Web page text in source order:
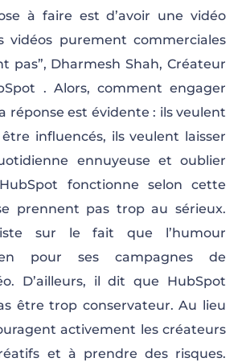
à faire est d’avoir une vidéo
vidéos purement commerciales
pas”, Dharmesh Shah, Créateur
. Alors, comment engager
réponse est évidente : ils veulent
influencés, ils veulent laisser
ennuyeuse et oublier
fonctionne selon cette
prennent pas trop au sérieux.
sur le fait que l’humour
pour ses campagnes de
D’ailleurs, il dit que HubSpot
être trop conservateur. Au lieu
activement les créateurs
et à prendre des risques.